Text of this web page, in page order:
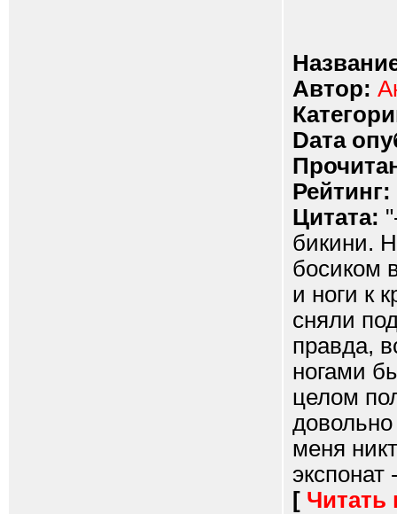
Автор:
Dата
Рейтинг:
Цитата:
бикини.
босиком
и ноги к
сняли
правда,
ногами
целом
меня
экспонат
[ Читать